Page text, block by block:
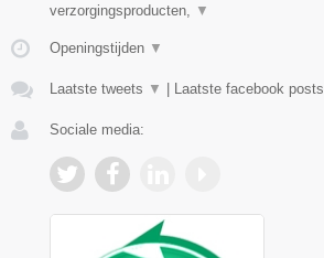
verzorgingsproducten,
▼
Openingstijden ▼
Laatste tweets ▼ Laatste facebook posts
Sociale media: